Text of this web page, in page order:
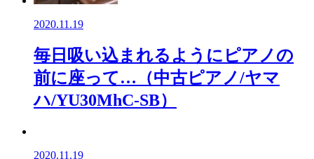
2020.11.19
毎日吸い込まれるようにピアノの
前に座って…（中古ピアノ/ヤマ
ハ/YU30MhC-SB）
2020.11.19